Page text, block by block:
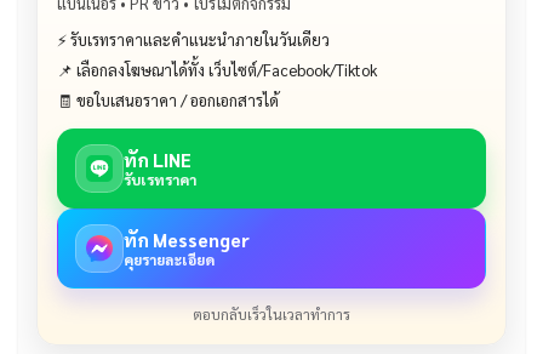
⚡ รับเรทราคาและคำแนะนำภายในวันเดียว
📌 เลือกลงโฆษณาได้ทั้ง เว็บไซต์/Facebook/Tiktok
🧾 ขอใบเสนอราคา / ออกเอกสารได้
ทัก LINE
รับเรทราคา
ทัก Messenger
คุยรายละเอียด
ตอบกลับเร็วในเวลาทำการ